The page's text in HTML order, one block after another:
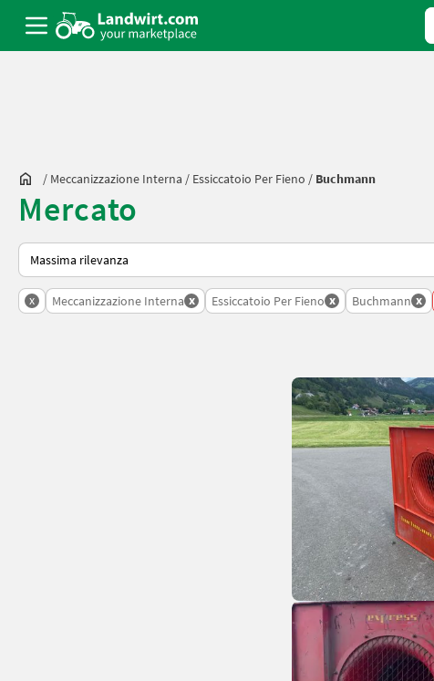
/ Meccanizzazione Interna / Essiccatoio Per Fieno / Buchmann
Mercato
Ecco come viene ordinato su Landwirt.com
x Meccanizzazione Interna x Essiccatoio Per Fieno x Buchmann x